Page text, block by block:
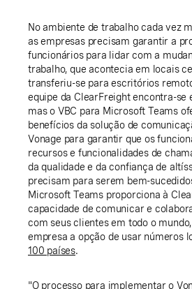
No ambiente de trabalho cada vez
as empresas precisam garantir a
funcionários para lidar com a
trabalho, que acontecia em locais
transferiu-se para escritórios
equipe da ClearFreight encontra-se
mas o VBC para Microsoft Teams
benefícios da solução de
Vonage para garantir que os
recursos e funcionalidades de
da qualidade e da confiança de
precisam para serem bem-
Microsoft Teams proporciona à
capacidade de comunicar e
com seus clientes em todo o
empresa a opção de usar números
100 países.
"O processo para implementar o